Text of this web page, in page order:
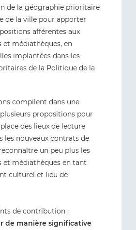
de la géographie prioritaire
de la ville pour apporter
afférentes aux
et médiathèques, en
implantées dans les
de la Politique de la
compilent dans une
propositions pour
des lieux de lecture
les nouveaux contrats de
un peu plus les
et médiathèques en tant
culturel et lieu de
de contribution :
de manière significative